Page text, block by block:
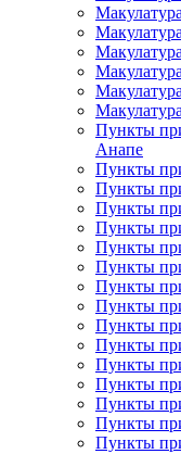
Пункты
Анапе
Пункты
Пункты
Пункты
Пункты
Пункты
Пункты
Пункты
Пункты
Пункты
Пункты
Пункты
Пункты
Пункты
Пункты
Пункты